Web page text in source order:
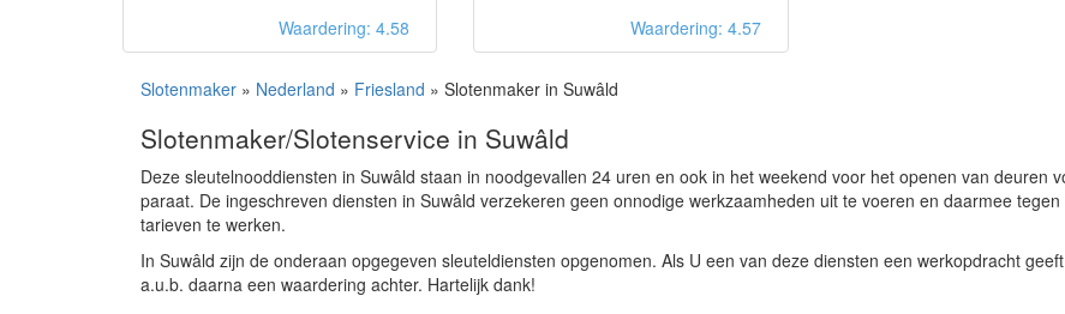
Waardering: 4.58
Waardering: 4.57
Slotenmaker » Nederland » Friesland » Slotenmaker in Suwâld
Slotenmaker/Slotenservice in Suwâld
Deze sleutelnooddiensten in Suwâld staan in noodgevallen 24 uren en ook in het weekend voor het openen van deuren
paraat. De ingeschreven diensten in Suwâld verzekeren geen onnodige werkzaamheden uit te voeren en daarmee tegen
tarieven te werken.
In Suwâld zijn de onderaan opgegeven sleuteldiensten opgenomen. Als U een van deze diensten een werkopdracht
a.u.b. daarna een waardering achter. Hartelijk dank!